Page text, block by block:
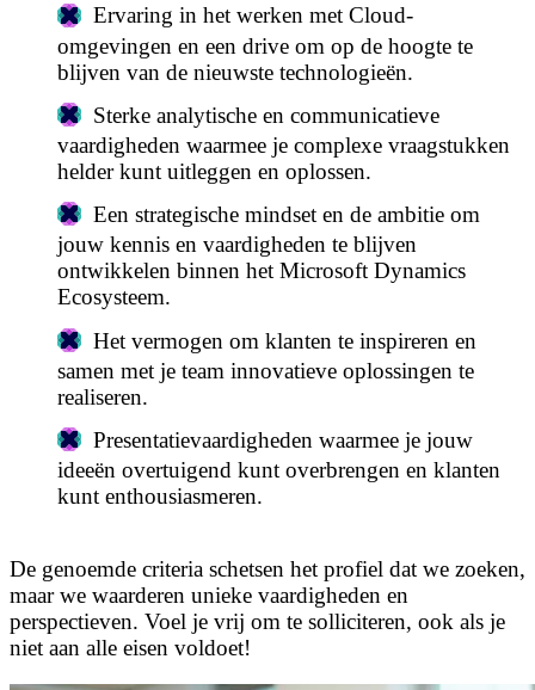
Ervaring in het werken met Cloud-
omgevingen en een drive om op de hoogte te
blijven van de nieuwste technologieën.
Sterke analytische en communicatieve
vaardigheden waarmee je complexe vraagstukken
helder kunt uitleggen en oplossen.
Een strategische mindset en de ambitie om
jouw kennis en vaardigheden te blijven
ontwikkelen binnen het Microsoft Dynamics
Ecosysteem.
Het vermogen om klanten te inspireren en
samen met je team innovatieve oplossingen te
realiseren.
Presentatievaardigheden waarmee je jouw
ideeën overtuigend kunt overbrengen en klanten
kunt enthousiasmeren.
De genoemde criteria schetsen het profiel dat we zoeken,
maar we waarderen unieke vaardigheden en
perspectieven. Voel je vrij om te solliciteren, ook als je
niet aan alle eisen voldoet!